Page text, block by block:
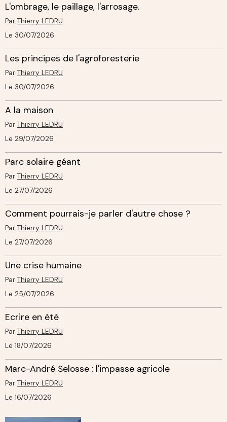
L'ombrage, le paillage, l'arrosage.
Par Thierry LEDRU
Le 30/07/2026
Les principes de l'agroforesterie
Par Thierry LEDRU
Le 30/07/2026
A la maison
Par Thierry LEDRU
Le 29/07/2026
Parc solaire géant
Par Thierry LEDRU
Le 27/07/2026
Comment pourrais-je parler d'autre chose ?
Par Thierry LEDRU
Le 27/07/2026
Une crise humaine
Par Thierry LEDRU
Le 25/07/2026
Ecrire en été
Par Thierry LEDRU
Le 18/07/2026
Marc-André Selosse : l'impasse agricole
Par Thierry LEDRU
Le 16/07/2026